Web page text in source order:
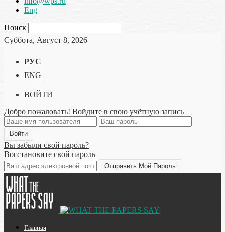
Eng
Поиск
Суббота, Август 8, 2026
РУС
ENG
ВОЙТИ
Добро пожаловать! Войдите в свою учётную запись
Вы забыли свой пароль?
Восстановите свой пароль
Главная